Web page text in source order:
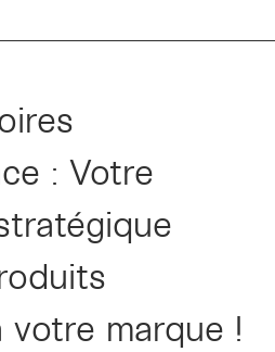
: Votre
votre marque !